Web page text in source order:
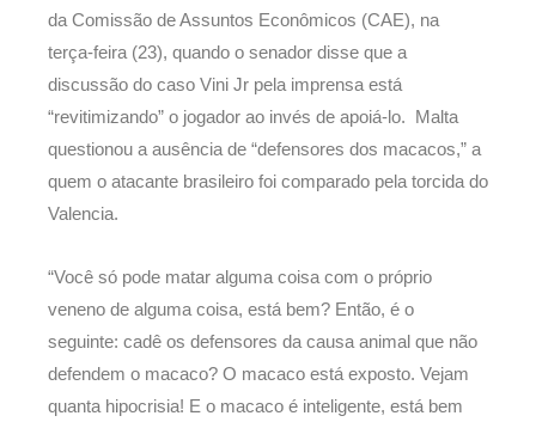
da Comissão de Assuntos Econômicos (CAE), na
terça-feira (23), quando o senador disse que a
discussão do caso Vini Jr pela imprensa está
“revitimizando” o jogador ao invés de apoiá-lo. Malta
questionou a ausência de “defensores dos macacos,” a
quem o atacante brasileiro foi comparado pela torcida do
Valencia.
“Você só pode matar alguma coisa com o próprio
veneno de alguma coisa, está bem? Então, é o
seguinte: cadê os defensores da causa animal que não
defendem o macaco? O macaco está exposto. Vejam
quanta hipocrisia! E o macaco é inteligente, está bem